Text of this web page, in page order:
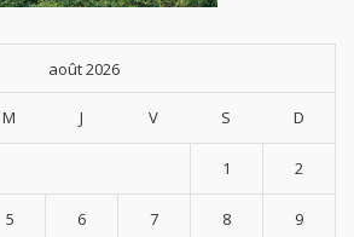
août 2026
M J V S D
1 2
5 6 7 8 9